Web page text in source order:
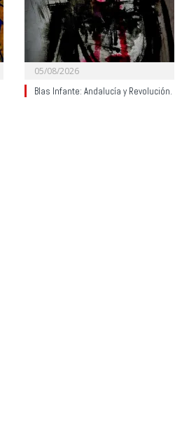
05/08/2026
Blas Infante: Andalucía y Revolución.